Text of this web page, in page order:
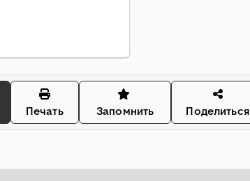
Печать Запомнить Поделиться